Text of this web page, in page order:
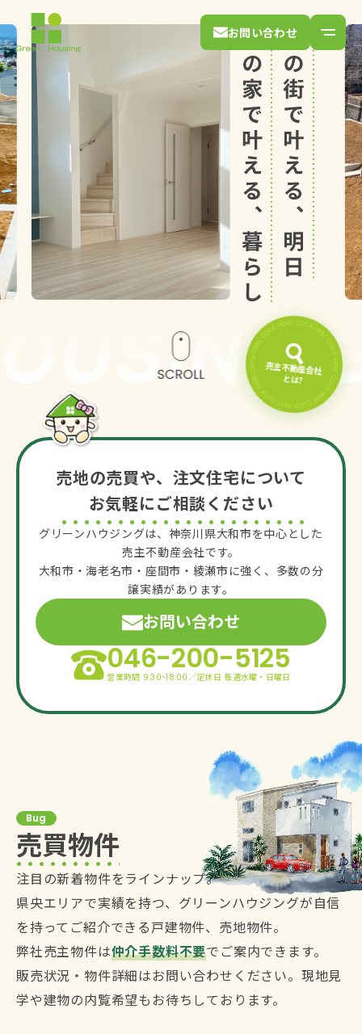
お問い合わせ
売主不動産会社
とは?
売地の売買や、注文住宅について
お気軽にご相談ください
グリーンハウジングは、神奈川県大和市を中心とした
売主不動産会社です。
大和市・海老名市・座間市・綾瀬市に強く、多数の分
譲実績があります。
お問い合わせ
046-200-5125
営業時間 9:30~18:00／定休日 毎週水曜・日曜日
Bug
売買物件
注目の新着物件をラインナップ。
県央エリアで実績を持つ、グリーンハウジングが自信
を持ってご紹介できる戸建物件、売地物件。
弊社売主物件は仲介手数料不要でご案内できます。
販売状況・物件詳細はお問い合わせください。現地見
学や建物の内覧希望もお待ちしております。